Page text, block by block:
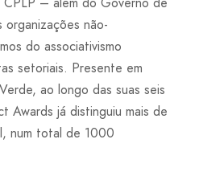
organizações não-
do associativismo
setoriais. Presente em
ao longo das suas seis
Awards já distinguiu mais de
num total de 1000